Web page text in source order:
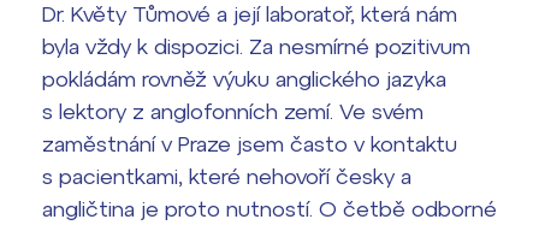
FOCUSing
Zahraniční stipendia
ČAG studentský
Maturitní témata
Office 365
Dr. Květy Tůmové a její laboratoř, která nám
byla vždy k dispozici. Za nesmírné pozitivum
pokládám rovněž výuku anglického jazyka
s lektory z anglofonních zemí. Ve svém
zaměstnání v Praze jsem často v kontaktu
s pacientkami, které nehovoří česky a
angličtina je proto nutností. O četbě odborné